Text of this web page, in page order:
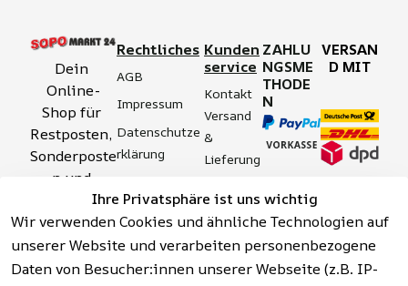
Ihre Privatsphäre ist uns wichtig
Wir verwenden Cookies und ähnliche Technologien auf
unserer Website und verarbeiten personenbezogene
Daten von Besucher:innen unserer Webseite (z.B. IP-
Dein
Online-
Shop für
Restposten,
Sonderposte
n und
Aktionsartik
el rund um
Werkzeuge,
Garten,
Rechtliches
AGB
Impressum
Datenschutze
rklärung
tserklärung
Widerrufsrech
t
Hinweise zur
Kunden
service
Kontakt
Versand
&
Lieferung
&
Sicherhei
t
Häufige
ZAHLU
NGSME
THODE
N
VERSAN
D MIT